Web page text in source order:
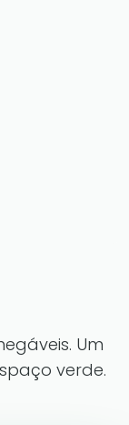
Um
verde.